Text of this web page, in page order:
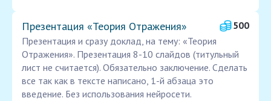
Презентация «Теория Отражения»
500
Презентация и сразу доклад, на тему: «Теория
Отражения». Презентация 8-10 слайдов (титульный
лист не считается). Обязательно заключение. Сделать
все так как в тексте написано, 1-й абзаца это
введение. Без использования нейросети.